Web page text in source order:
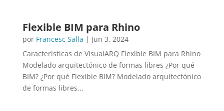
Flexible BIM para Rhino
por Francesc Salla | Jun 3, 2024
Características de VisualARQ Flexible BIM para Rhino
Modelado arquitectónico de formas libres ¿Por qué
BIM? ¿Por qué Flexible BIM? Modelado arquitectónico
de formas libres...